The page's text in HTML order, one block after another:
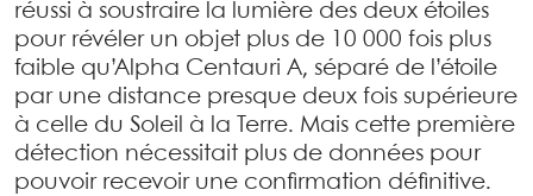
réussi à soustraire la lumière des deux étoiles
pour révéler un objet plus de 10 000 fois plus
faible qu’Alpha Centauri A, séparé de l’étoile
par une distance presque deux fois supérieure
à celle du Soleil à la Terre. Mais cette première
détection nécessitait plus de données pour
pouvoir recevoir une confirmation définitive.